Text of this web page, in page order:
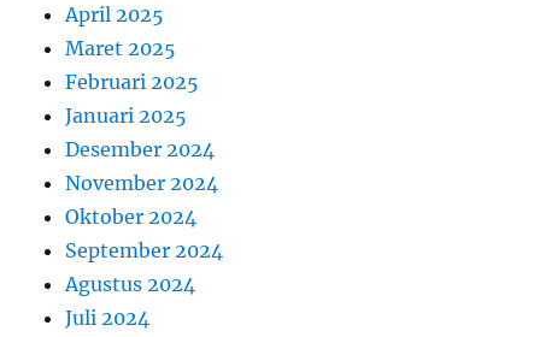
April 2025
Maret 2025
Februari 2025
Januari 2025
Desember 2024
November 2024
Oktober 2024
September 2024
Agustus 2024
Juli 2024